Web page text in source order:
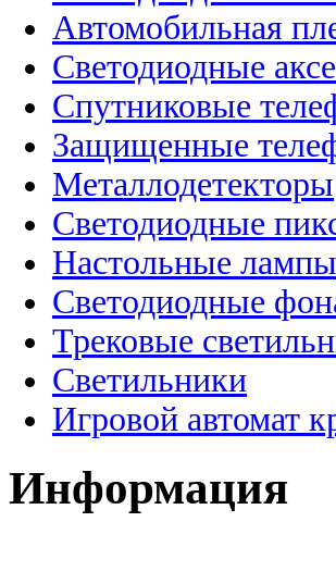
Автомобильная
Светодиодные
Спутниковые
Защищенные
Металлодетекторы
Светодиодные
Настольные лампы
Светодиодные
Трековые
Светильники
Игровой автомат
Информация